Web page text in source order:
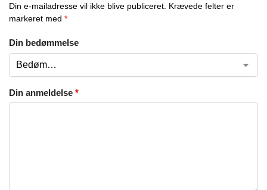
Din e-mailadresse vil ikke blive publiceret. Krævede felter er
markeret med *
Din bedømmelse
Din anmeldelse *